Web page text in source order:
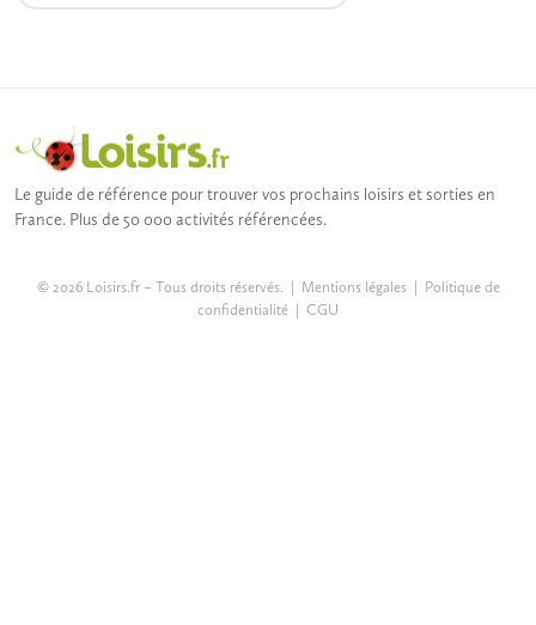
Le guide de référence pour trouver vos prochains loisirs et sorties en
France. Plus de 50 000 activités référencées.
© 2026 Loisirs.fr – Tous droits réservés. | Mentions légales| Politique de
confidentialité | CGU